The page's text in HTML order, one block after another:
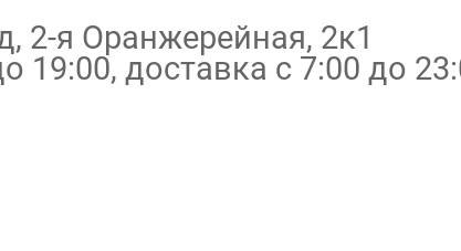
2-я Оранжерейная, 2к1
19:00, доставка с 7:00 до